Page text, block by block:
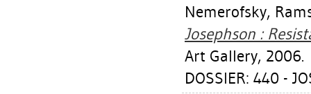
Nemerofsky,
Josephson :
Art Gallery, 2006.
DOSSIER: 440 -